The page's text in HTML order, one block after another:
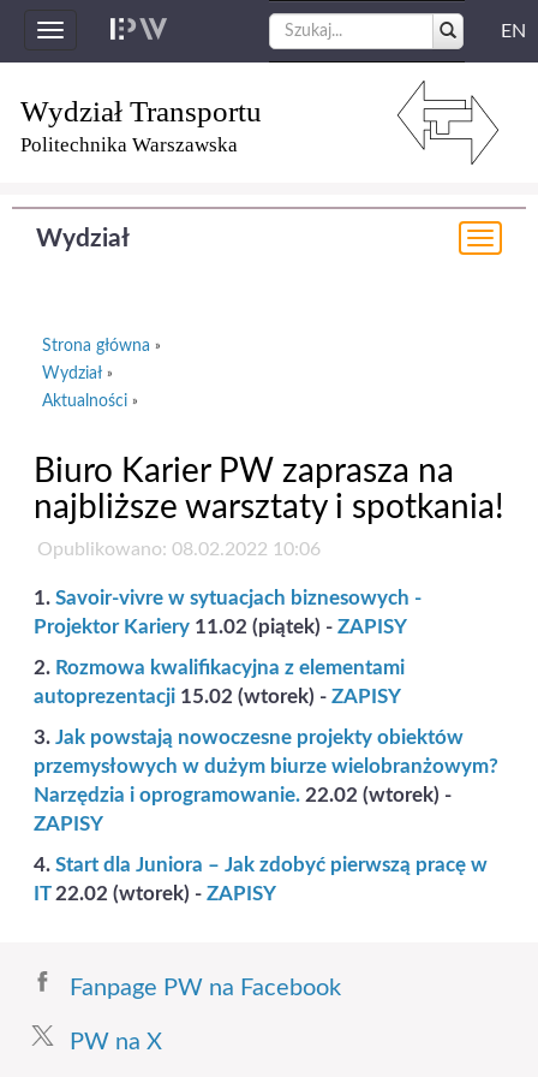
Toggle
navigation
EN
Wydział Transportu
Politechnika Warszawska
Wydział
Strona główna »
Wydział »
Aktualności »
Biuro Karier PW zaprasza na
najbliższe warsztaty i spotkania!
Opublikowano: 08.02.2022 10:06
1. Savoir-vivre w sytuacjach biznesowych -
Projektor Kariery 11.02 (piątek) - ZAPISY
2. Rozmowa kwalifikacyjna z elementami
autoprezentacji 15.02 (wtorek) - ZAPISY
3. Jak powstają nowoczesne projekty obiektów
przemysłowych w dużym biurze wielobranżowym?
Narzędzia i oprogramowanie. 22.02 (wtorek) -
ZAPISY
4. Start dla Juniora – Jak zdobyć pierwszą pracę w
IT22.02 (wtorek) - ZAPISY
Fanpage PW na Facebook
PW na X